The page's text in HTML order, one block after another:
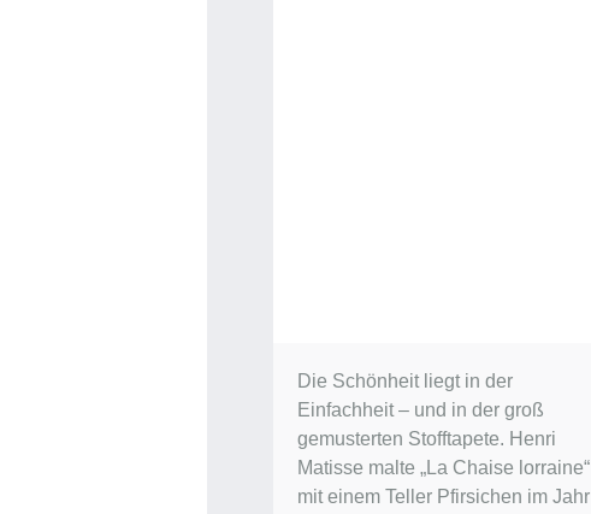
Die Schönheit liegt in der
Einfachheit – und in der groß
gemusterten Stofftapete. Henri
Matisse malte „La Chaise lorraine“
mit einem Teller Pfirsichen im Jahr